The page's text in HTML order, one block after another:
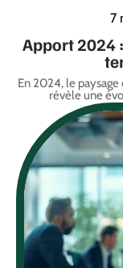
7
Apport 2024
En 2024, le
révèle une